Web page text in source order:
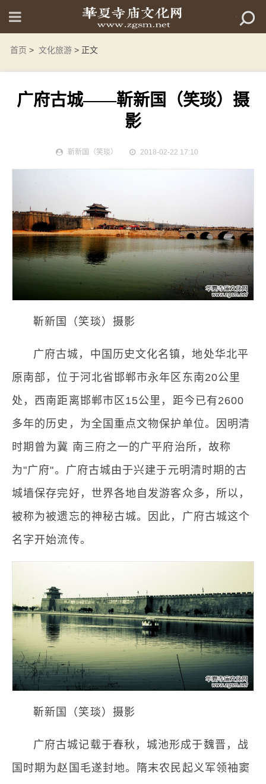
首页 > 文化旅游 > 正文
广府古城——靳新国（笑琰）摄
影
靳新国（笑琰） 2018-02-22 17:10
靳新国（笑琰）摄影
广府古城，中国历史文化名镇，地处华北平
原南部，位于河北省邯郸市永年区东南20公里
处，西南距离邯郸市区15公里，距今已有2600
多年的历史，为全国重点文物保护单位。因明清
时期曾为冀 南三府之一的广平府治所，故称
为"广府"。广府古城由于兴建于元明清时期的古
城墙保存完好，世界各地自发游客众多，所以，
被称为被遗忘的神秘古城。因此，广府古城这个
名字开始流传。
靳新国（笑琰）摄影
广府古城记载于春秋，城池形成于魏晋，战
国时期为赵国毛遂封地。隋末农民起义军领袖窦